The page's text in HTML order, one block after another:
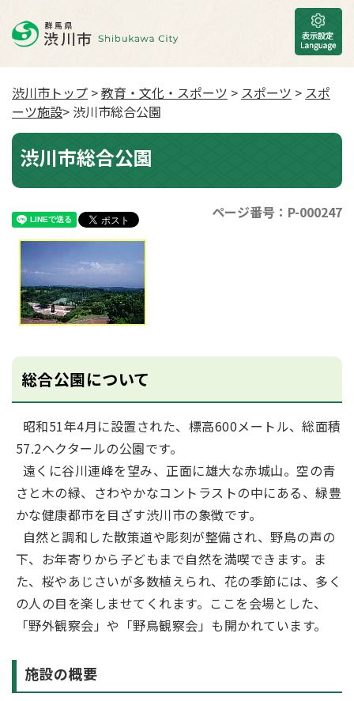
渋川市トップ >教育・文化・スポーツ > スポーツ > スポ
ーツ施設> 渋川市総合公園
渋川市総合公園
ページ番号：P-000247
総合公園について
昭和51年4月に設置された、標高600メートル、総面積
57.2ヘクタールの公園です。
遠くに谷川連峰を望み、正面に雄大な赤城山。空の青
さと木の緑、さわやかなコントラストの中にある、緑豊
かな健康都市を目ざす渋川市の象徴です。
自然と調和した散策道や彫刻が整備され、野鳥の声の
下、お年寄りから子どもまで自然を満喫できます。ま
た、桜やあじさいが多数植えられ、花の季節には、多く
の人の目を楽しませてくれます。ここを会場とした、
「野外観察会」や「野鳥観察会」も開かれています。
施設の概要